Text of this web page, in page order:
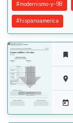
#modernismo-y-98
#hispanoamerica



